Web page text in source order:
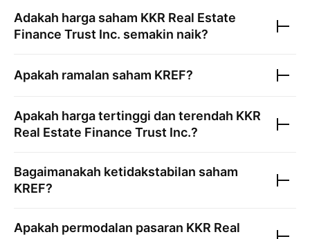
Adakah harga saham KKR Real Estate
Finance Trust Inc. semakin naik?
Apakah ramalan saham KREF?
Apakah harga tertinggi dan terendah KKR
Real Estate Finance Trust Inc.?
Bagaimanakah ketidakstabilan saham
KREF?
Apakah permodalan pasaran KKR Real